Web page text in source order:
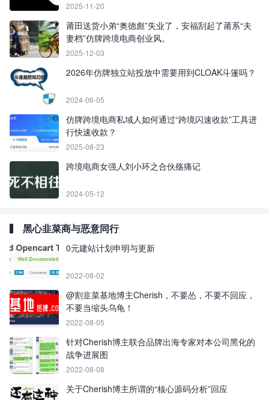
2025-11-20
莆田送货小弟“奥德彪”失业了，安福刮起了莆系“夫
妻档”仿牌跨境电商创业风。
2025-12-03
2026年仿牌独立站投放中需要用到CLOAK斗篷吗？
2024-06-05
仿牌跨境电商私域人如何通过“跨境闪速收款”工具进
行快速收款？
2025-08-23
跨境电商女强人刘小环之合伙殇痛记
2024-05-12
黑心韭菜商与恶意同行
0元建站计划申明与更新
2022-08-02
@割韭菜基地博主Cherish，不要怂，不要不回应，
不要当缩头乌龟！
2022-08-05
针对Cherish博主联合品牌出海专家对本公司黑化的
战争进展图
2022-08-08
关于Cherish博主所谓的“核心源码分析”回应